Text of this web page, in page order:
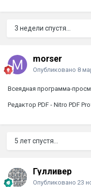
3 недели спустя...
morser
Опубликовано 8
Всеядная программа-
Редактор PDF - Nitro PDF
5 лет спустя...
Гулливер
Опубликовано 23